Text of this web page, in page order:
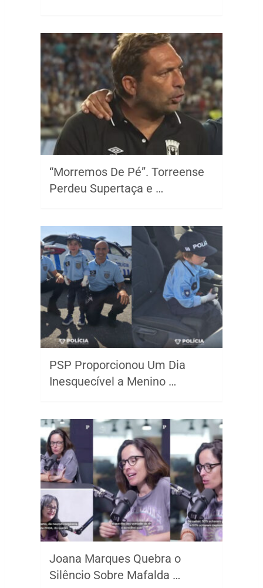
“Morremos De Pé”. Torreense
Perdeu Supertaça e …
PSP Proporcionou Um Dia
Inesquecível a Menino …
Joana Marques Quebra o
Silêncio Sobre Mafalda …